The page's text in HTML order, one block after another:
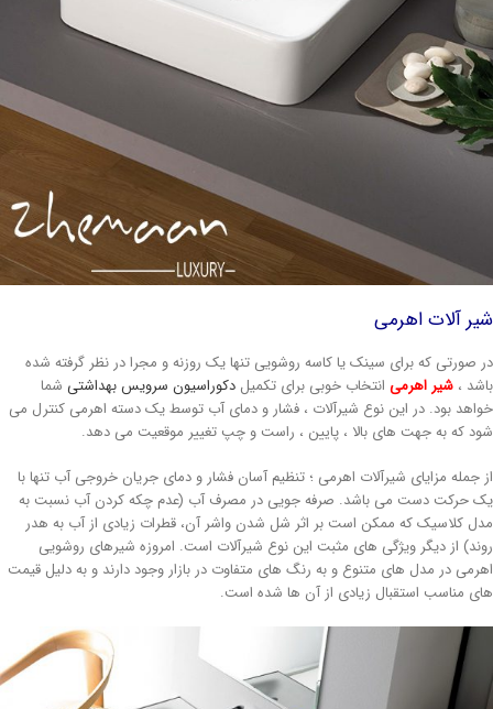
آلات اهرمی
صورتی که برای سینک یا کاسه روشویی تنها یک روزنه و مجرا در نظر گرفته شده
، شیر اهرمیانتخاب خوبی برای تکمیل دکوراسیون سرویس بهداشتیشما
بود. در این نوع شیرآلات ، فشار و دمای آب توسط یک دسته اهرمی کنترل می
که به جهت های بالا ، پایین ، راست و چپ تغییر موقعیت می دهد.
جمله مزایای شیرآلات اهرمی ؛ تنظیم آسان فشار و دمای جریان خروجی آب تنها با
حرکت دست می باشد. صرفه جویی در مصرف آب (عدم چکه کردن آب نسبت به
کلاسیک که ممکن است بر اثر شل شدن واشر آن، قطرات زیادی از آب به هدر
از دیگر ویژگی های مثبت این نوع شیرآلات است. امروزه شیرهای روشویی
در مدل های متنوع و به رنگ های متفاوت در بازار وجود دارند و به دلیل قیمت
مناسب استقبال زیادی از آن ها شده است.